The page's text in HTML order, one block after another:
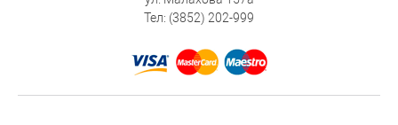
Тел: (3852) 202-999